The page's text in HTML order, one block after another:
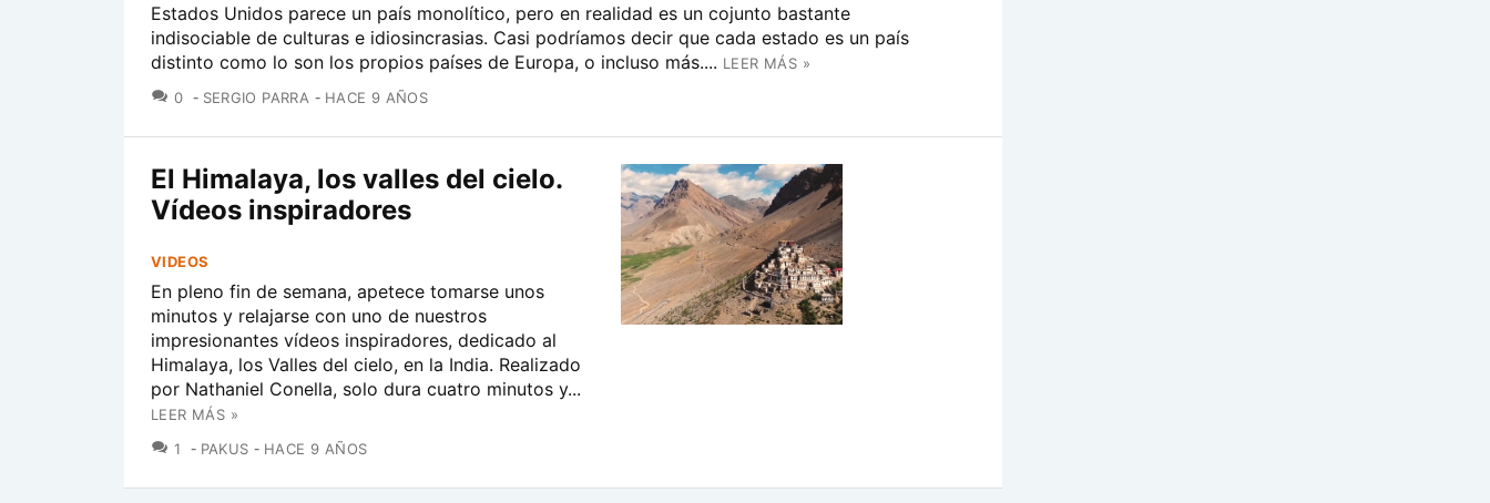
Estados Unidos parece un país monolítico, pero en realidad es un cojunto bastante
indisociable de culturas e idiosincrasias. Casi podríamos decir que cada estado es un país
distinto como lo son los propios países de Europa, o incluso más.... LEER MÁS »
0 COMENTARIOS
SERGIO PARRA HACE 9 AÑOS
El Himalaya, los valles del cielo.
Vídeos inspiradores
VIDEOS
En pleno fin de semana, apetece tomarse unos
minutos y relajarse con uno de nuestros
impresionantes vídeos inspiradores, dedicado al
Himalaya, los Valles del cielo, en la India. Realizado
por Nathaniel Conella, solo dura cuatro minutos y...
LEER MÁS »
1
COMENTARIOS
PAKUS HACE 9 AÑOS